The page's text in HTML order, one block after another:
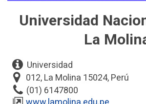
Universidad
La
Universidad
012, La Molina 15024, Perú
(01) 6147800
www.lamolina.edu.pe